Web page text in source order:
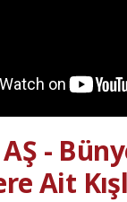
AŞ -
Ait